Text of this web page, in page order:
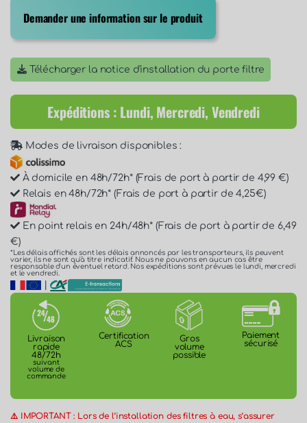
Demander une information sur le produit
Télécharger la notice d'installation du porte filtre
Expéditions : Lundi, Mercredi, Vendredi
Modes de livraison disponibles :
À domicile en 48h/72h* (Frais de port à partir de 4,99 €)
Relais en 48h/72h* (Frais de port à partir de 4,25€)
En point relais en 24h/48h* (Frais de port à partir de 6,49
€)
*Les délais affichés sont les délais annoncés par les transporteurs, ils peuvent
varier, ils ne sont qu'à titre indicatif. Nous ne pouvons en aucun cas être
responsable d'un éventuel retard. Nos expéditions sont prévues le lundi, mercredi
et le vendredi.
Livraison
rapide
48/72h
suivant
volume de
commande
Certification
ACS
Gros
volume
possible
Paiement
sécurisé
⚠️ IMPORTANT : Lors de l’installation des filtres à eau, s’assurer